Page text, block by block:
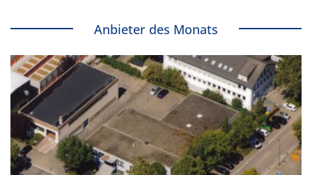
Anbieter des Monats